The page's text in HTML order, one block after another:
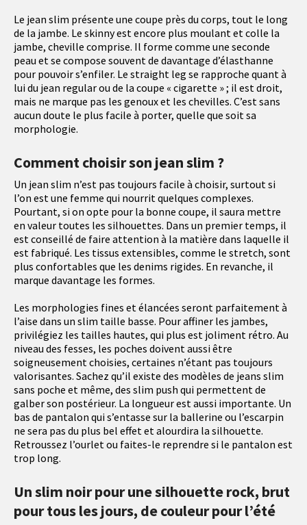
Le jean slim présente une coupe près du corps, tout le long
de la jambe. Le skinny est encore plus moulant et colle la
jambe, cheville comprise. Il forme comme une seconde
peau et se compose souvent de davantage d’élasthanne
pour pouvoir s’enfiler. Le straight leg se rapproche quant à
lui du jean regular ou de la coupe « cigarette » ; il est droit,
mais ne marque pas les genoux et les chevilles. C’est sans
aucun doute le plus facile à porter, quelle que soit sa
morphologie.
Comment choisir son jean slim ?
Un jean slim n’est pas toujours facile à choisir, surtout si
l’on est une femme qui nourrit quelques complexes.
Pourtant, si on opte pour la bonne coupe, il saura mettre
en valeur toutes les silhouettes. Dans un premier temps, il
est conseillé de faire attention à la matière dans laquelle il
est fabriqué. Les tissus extensibles, comme le stretch, sont
plus confortables que les denims rigides. En revanche, il
marque davantage les formes.
Les morphologies fines et élancées seront parfaitement à
l’aise dans un slim taille basse. Pour affiner les jambes,
privilégiez les tailles hautes, qui plus est joliment rétro. Au
niveau des fesses, les poches doivent aussi être
soigneusement choisies, certaines n’étant pas toujours
valorisantes. Sachez qu’il existe des modèles de jeans slim
sans poche et même, des slim push qui permettent de
galber son postérieur. La longueur est aussi importante. Un
bas de pantalon qui s’entasse sur la ballerine ou l’escarpin
ne sera pas du plus bel effet et alourdira la silhouette.
Retroussez l’ourlet ou faites-le reprendre si le pantalon est
trop long.
Un slim noir pour une silhouette rock, brut
pour tous les jours, de couleur pour l’été